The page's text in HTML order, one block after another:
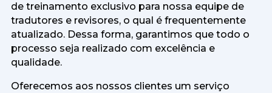
de treinamento exclusivo para nossa equipe de
tradutores e revisores, o qual é frequentemente
atualizado. Dessa forma, garantimos que todo o
processo seja realizado com excelência e
qualidade.
Oferecemos aos nossos clientes um serviço